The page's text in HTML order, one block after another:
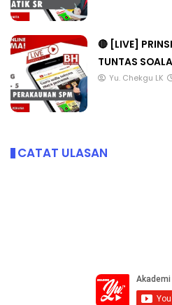
🔴 [LIVE]
TUNTAS
Yu. Chekgu LK
CATAT ULASAN